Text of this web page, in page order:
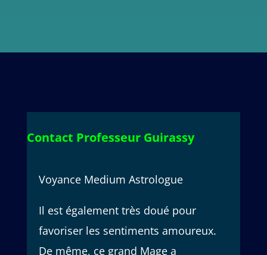
Contact Professeur Guirassy
Voyance Medium Astrologue
Il est également très doué pour
favoriser les sentiments amoureux.
De même, ce grand Mage a